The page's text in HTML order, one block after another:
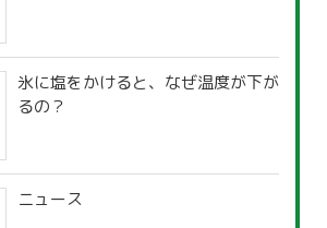
氷に塩をかけると、なぜ温度が下が
るの？
ニュース